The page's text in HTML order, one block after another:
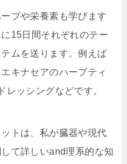
ブや栄養素も学びます
15日間それぞれのテー
ムを送ります。例えば
キナセアのハーブティ
レッシングなどです。
トは、私が臓器や現代
て詳しいand理系的な知